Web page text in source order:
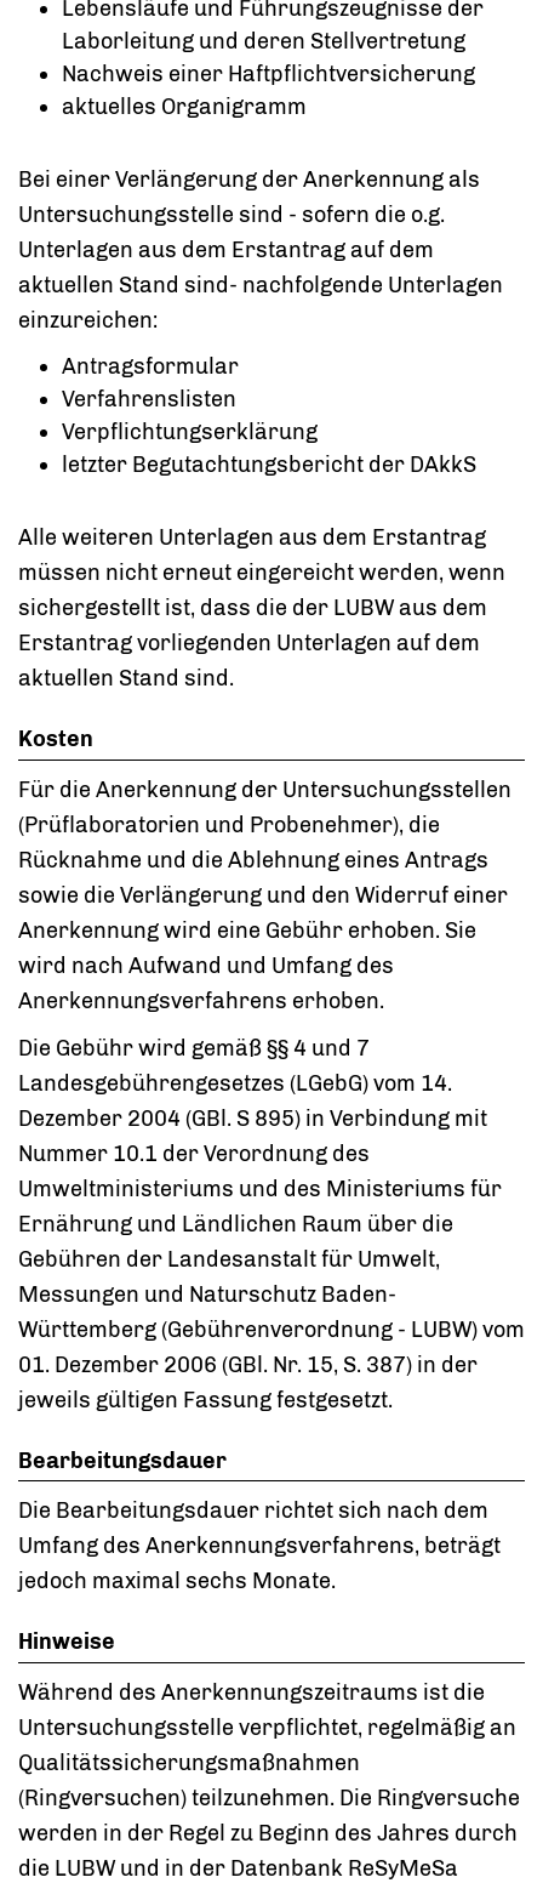
Lebensläufe und Führungszeugnisse der
Laborleitung und deren Stellvertretung
Nachweis einer Haftpflichtversicherung
aktuelles Organigramm
Bei einer Verlängerung der Anerkennung als
Untersuchungsstelle sind - sofern die o.g.
Unterlagen aus dem Erstantrag auf dem
aktuellen Stand sind- nachfolgende Unterlagen
einzureichen:
Antragsformular
Verfahrenslisten
Verpflichtungserklärung
letzter Begutachtungsbericht der DAkkS
Alle weiteren Unterlagen aus dem Erstantrag
müssen nicht erneut eingereicht werden, wenn
sichergestellt ist, dass die der LUBW aus dem
Erstantrag vorliegenden Unterlagen auf dem
aktuellen Stand sind.
Kosten
Für die Anerkennung der Untersuchungsstellen
(Prüflaboratorien und Probenehmer), die
Rücknahme und die Ablehnung eines Antrags
sowie die Verlängerung und den Widerruf einer
Anerkennung wird eine Gebühr erhoben. Sie
wird nach Aufwand und Umfang des
Anerkennungsverfahrens erhoben.
Die Gebühr wird gemäß §§ 4 und 7
Landesgebührengesetzes (LGebG) vom 14.
Dezember 2004 (GBl. S 895) in Verbindung mit
Nummer 10.1 der Verordnung des
Umweltministeriums und des Ministeriums für
Ernährung und Ländlichen Raum über die
Gebühren der Landesanstalt für Umwelt,
Messungen und Naturschutz Baden-
Württemberg (Gebührenverordnung - LUBW) vom
01. Dezember 2006 (GBl. Nr. 15, S. 387) in der
jeweils gültigen Fassung festgesetzt.
Bearbeitungsdauer
Die Bearbeitungsdauer richtet sich nach dem
Umfang des Anerkennungsverfahrens, beträgt
jedoch maximal sechs Monate.
Hinweise
Während des Anerkennungszeitraums ist die
Untersuchungsstelle verpflichtet, regelmäßig an
Qualitätssicherungsmaßnahmen
(Ringversuchen) teilzunehmen. Die Ringversuche
werden in der Regel zu Beginn des Jahres durch
die LUBW und in der Datenbank ReSyMeSa